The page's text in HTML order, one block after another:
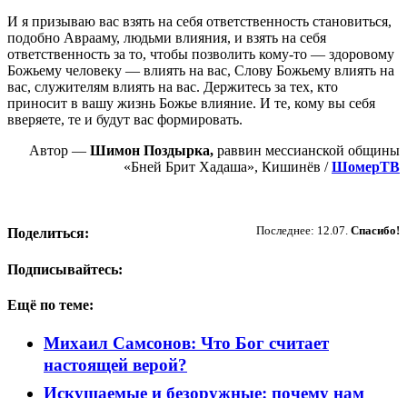
И я призываю вас взять на себя ответственность становиться,
подобно Аврааму, людьми влияния, и взять на себя
ответственность за то, чтобы позволить кому-то — здоровому
Божьему человеку — влиять на вас, Слову Божьему влиять на
вас, служителям влиять на вас. Держитесь за тех, кто
приносит в вашу жизнь Божье влияние. И те, кому вы себя
вверяете, те и будут вас формировать.
Автор — Шимон Поздырка, раввин мессианской общины
«Бней Брит Хадаша», Кишинёв /ШомерТВ
Последнее: 12.07. Спасибо!
Поделиться:
Подписывайтесь:
Ещё по теме:
Михаил Самсонов: Что Бог считает
настоящей верой?
Искушаемые и безоружные: почему нам